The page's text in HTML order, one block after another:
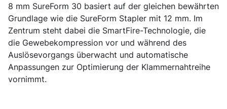
8 mm SureForm 30 basiert auf der gleichen bewährten
Grundlage wie die SureForm Stapler mit 12 mm. Im
Zentrum steht dabei die SmartFire-Technologie, die
die Gewebekompression vor und während des
Auslösevorgangs überwacht und automatische
Anpassungen zur Optimierung der Klammernahtreihe
vornimmt.